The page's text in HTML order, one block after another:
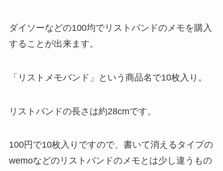
ダイソーなどの100均でリストバンドのメモを購入
することが出来ます。
「リストメモバンド」という商品名で10枚入り。
リストバンドの長さは約28cmです。
100円で10枚入りですので、書いて消えるタイプの
wemoなどのリストバンドのメモとは少し違うもの